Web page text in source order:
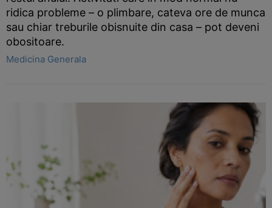
ridica probleme – o plimbare, cateva ore de munca
sau chiar treburile obisnuite din casa – pot deveni
obositoare.
Medicina Generala